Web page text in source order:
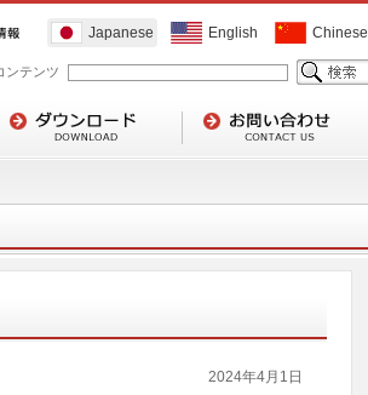
Japanese English Chinese
ンテンツ
2024年4月1日